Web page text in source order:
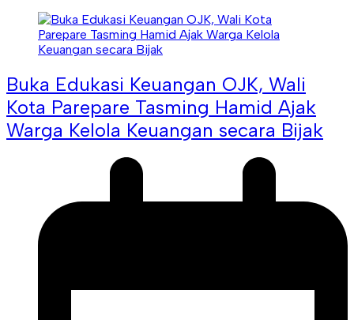
Buka Edukasi Keuangan OJK, Wali
Kota Parepare Tasming Hamid Ajak
Warga Kelola Keuangan secara Bijak